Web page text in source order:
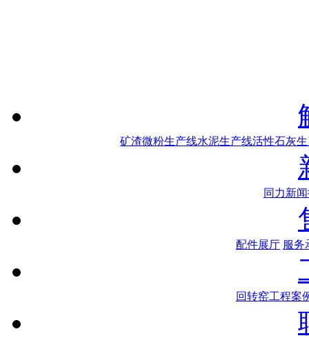
矿渣微粉生产线水泥生产线活性石灰
同力新闻
配件展厅 服务
回转窑工程案